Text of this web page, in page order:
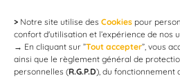
> Notre site utilise des Cookies pour
confort d'utilisation et l’expérience de nos
→ En cliquant sur ”Tout accepter”, vous
ainsi que le règlement général de
personnelles (R.G.P.D), du fonctionnement
Newsletter